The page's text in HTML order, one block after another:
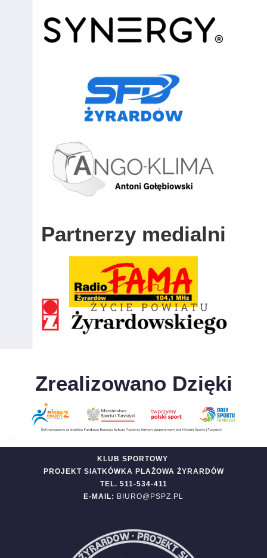
Partnerzy medialni
Zrealizowano Dzięki
KLUB SPORTOWY
PROJEKT SIATKÓWKA PLAŻOWA ŻYRARDÓW
TEL. 511-534-411
E-MAIL: BIURO@PSPZ.PL